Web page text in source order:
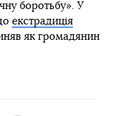
боротьбу». У
екстрадиція
як громадянин